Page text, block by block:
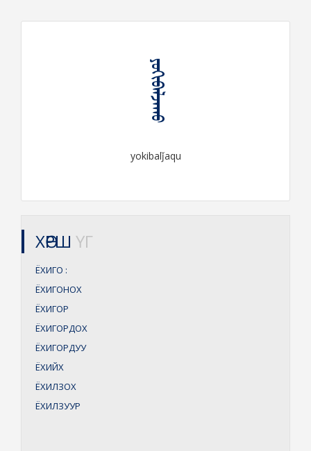
ᠶᠣᠬᠢᠪᠠᠯᠵᠠᠬᠤ
yokibalǰaqu
ХӨРШ ҮГ
ЁХИГО :
ЁХИГОНОХ
ЁХИГОР
ЁХИГОРДОХ
ЁХИГОРДУУ
ЁХИЙХ
ЁХИЛЗОХ
ЁХИЛЗУУР